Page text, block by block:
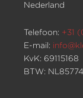
Nederland
Telefoon: +31
E-mail:
KvK: 69115168
BTW: